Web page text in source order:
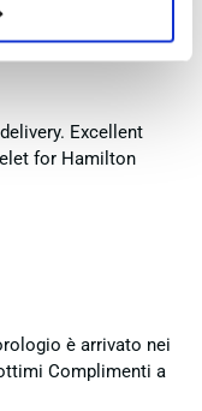
Excellent
for Hamilton
è arrivato nei
Complimenti a